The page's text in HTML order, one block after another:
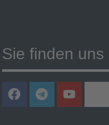
Sie finden